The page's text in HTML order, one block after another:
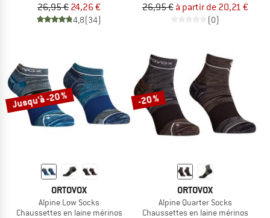
26,95 € 24,26 €
4,8(34)
26,95 € à partir de 20,21 €
(0)
Jusqu'à -20 %
ORTOVOX
Alpine Low Socks
Chaussettes en laine mérinos
-20 %
ORTOVOX
Alpine Quarter Socks
Chaussettes en laine mérinos